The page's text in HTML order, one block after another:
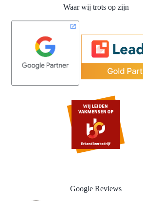
Waar wij trots op zijn
Google Reviews